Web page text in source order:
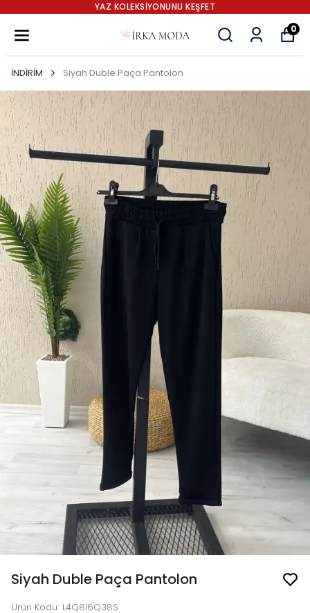
YAZ KOLEKSİYONUNU KEŞFET
0
İNDİRİM Siyah Duble Paça Pantolon
Siyah Duble Paça Pantolon
Ürün Kodu: L4Q8I6Q38S